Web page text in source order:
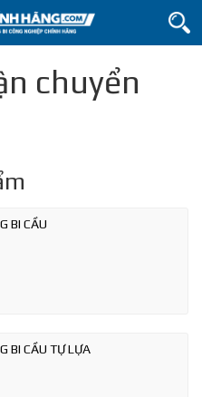
chuyển
BI CẦU
BI CẦU TỰ LỰA